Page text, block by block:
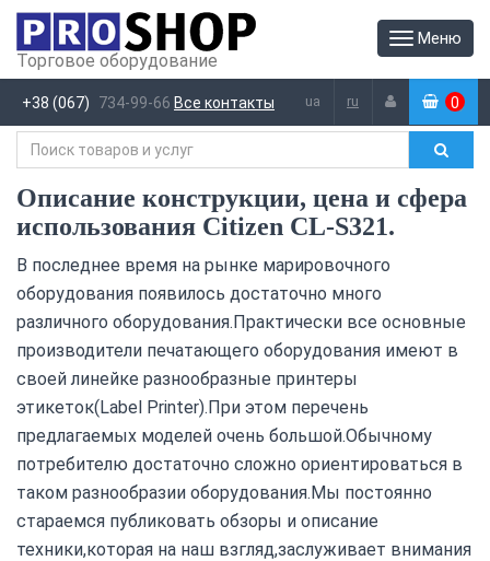
Меню
Торговое оборудование
+38 (067) 734-99-66 Все контакты ua ru (0 )
Описание конструкции, цена и сфера
использования Citizen CL-S321.
В последнее время на рынке марировочного
оборудования появилось достаточно много
различного оборудования.Практически все основные
производители печатающего оборудования имеют в
своей линейке разнообразные принтеры
этикеток(Label Printer).При этом перечень
предлагаемых моделей очень большой.Обычному
потребителю достаточно сложно ориентироваться в
таком разнообразии оборудования.Мы постоянно
стараемся публиковать обзоры и описание
техники,которая на наш взгляд,заслуживает внимания